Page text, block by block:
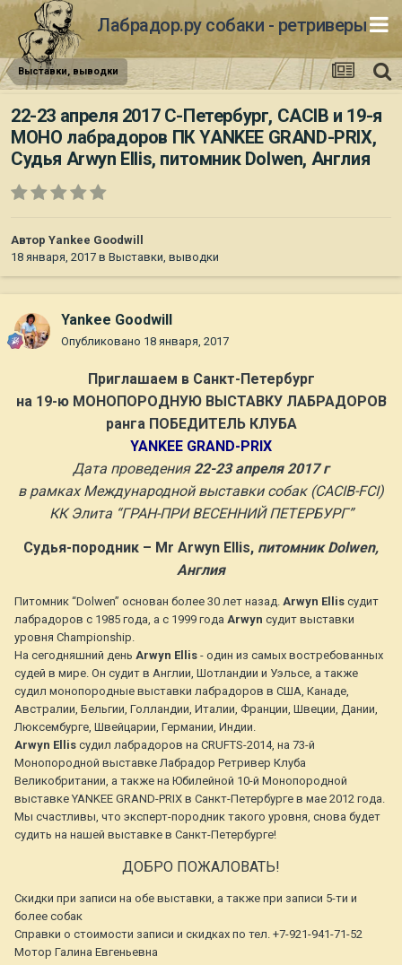
Лабрадор.ру собаки - ретриверы
Выставки, выводки
22-23 апреля 2017 С-Петербург, CACIB и 19-я
МОНО лабрадоров ПК YANKEE GRAND-PRIX,
Судья Arwyn Ellis, питомник Dolwen, Англия
Автор Yankee Goodwill
18 января, 2017 в Выставки, выводки
Yankee Goodwill
Опубликовано 18 января, 2017
Приглашаем в Санкт-Петербург
на 19-ю МОНОПОРОДНУЮ ВЫСТАВКУ ЛАБРАДОРОВ
ранга ПОБЕДИТЕЛЬ КЛУБА
YANKEE GRAND-PRIX
Дата проведения22-23 апреля 2017 г
в рамках Международной выставки собак (CACIB-FCI)
КК Элита “ГРАН-ПРИ ВЕСЕННИЙ ПЕТЕРБУРГ”
Судья-породник – Mr Arwyn Ellis, питомник Dolwen,
Англия
Питомник “Dolwen” основан более 30 лет назад. Arwyn Ellis судит
лабрадоров с 1985 года, а с 1999 года Arwyn судит выставки
уровня Championship.
На сегодняшний день Arwyn Ellis - один из самых востребованных
судей в мире. Он судит в Англии, Шотландии и Уэльсе, а также
судил монопородные выставки лабрадоров в США, Канаде,
Австралии, Бельгии, Голландии, Италии, Франции, Швеции, Дании,
Люксембурге, Швейцарии, Германии, Индии.
Arwyn Ellis судил лабрадоров на CRUFTS-2014, на 73-й
Монопородной выставке Лабрадор Ретривер Клуба
Великобритании, а также на Юбилейной 10-й Монопородной
выставке YANKEE GRAND-PRIX в Санкт-Петербурге в мае 2012 года.
Мы счастливы, что эксперт-породник такого уровня, снова будет
судить на нашей выставке в Санкт-Петербурге!
ДОБРО ПОЖАЛОВАТЬ!
Скидки при записи на обе выставки, а также при записи 5-ти и
более собак
Справки о стоимости записи и скидках по тел. +7-921-941-71-52
Мотор Галина Евгеньевна